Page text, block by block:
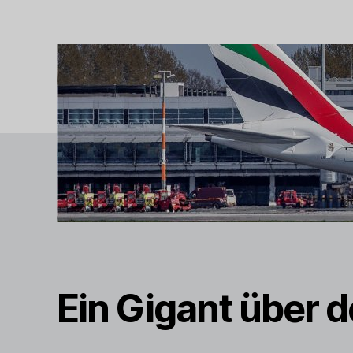
Ein Gigant über